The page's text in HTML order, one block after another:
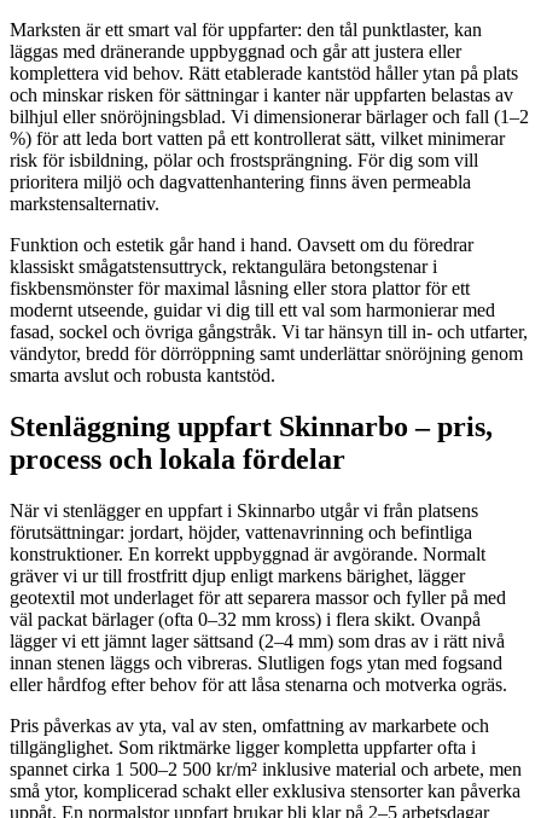
Marksten är ett smart val för uppfarter: den tål punktlaster, kan
läggas med dränerande uppbyggnad och går att justera eller
komplettera vid behov. Rätt etablerade kantstöd håller ytan på plats
och minskar risken för sättningar i kanter när uppfarten belastas av
bilhjul eller snöröjningsblad. Vi dimensionerar bärlager och fall (1–2
%) för att leda bort vatten på ett kontrollerat sätt, vilket minimerar
risk för isbildning, pölar och frostsprängning. För dig som vill
prioritera miljö och dagvattenhantering finns även permeabla
markstensalternativ.
Funktion och estetik går hand i hand. Oavsett om du föredrar
klassiskt smågatstensuttryck, rektangulära betongstenar i
fiskbensmönster för maximal låsning eller stora plattor för ett
modernt utseende, guidar vi dig till ett val som harmonierar med
fasad, sockel och övriga gångstråk. Vi tar hänsyn till in- och utfarter,
vändytor, bredd för dörröppning samt underlättar snöröjning genom
smarta avslut och robusta kantstöd.
Stenläggning uppfart Skinnarbo – pris,
process och lokala fördelar
När vi stenlägger en uppfart i Skinnarbo utgår vi från platsens
förutsättningar: jordart, höjder, vattenavrinning och befintliga
konstruktioner. En korrekt uppbyggnad är avgörande. Normalt
gräver vi ur till frostfritt djup enligt markens bärighet, lägger
geotextil mot underlaget för att separera massor och fyller på med
väl packat bärlager (ofta 0–32 mm kross) i flera skikt. Ovanpå
lägger vi ett jämnt lager sättsand (2–4 mm) som dras av i rätt nivå
innan stenen läggs och vibreras. Slutligen fogs ytan med fogsand
eller hårdfog efter behov för att låsa stenarna och motverka ogräs.
Pris påverkas av yta, val av sten, omfattning av markarbete och
tillgänglighet. Som riktmärke ligger kompletta uppfarter ofta i
spannet cirka 1 500–2 500 kr/m² inklusive material och arbete, men
små ytor, komplicerad schakt eller exklusiva stensorter kan påverka
uppåt. En normalstor uppfart brukar bli klar på 2–5 arbetsdagar